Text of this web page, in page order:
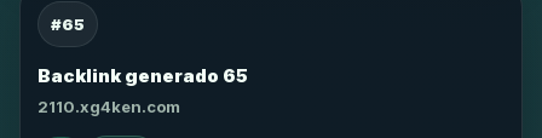
#65
Backlink generado 65
2110.xg4ken.com